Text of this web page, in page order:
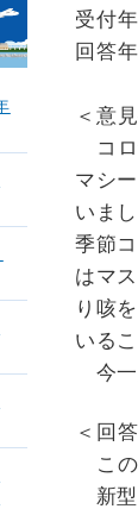
受付
回答
＜意
コ
マシ
いま
季節
はマ
り咳
いる
今一
＜回
こ
新型